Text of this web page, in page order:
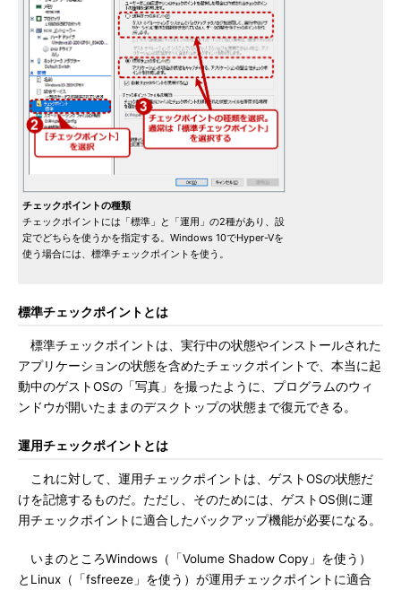
チェックポイントの種類
チェックポイントには「標準」と「運用」の2種があり、設
定でどちらを使うかを指定する。Windows 10でHyper-Vを
使う場合には、標準チェックポイントを使う。
標準チェックポイントとは
標準チェックポイントは、実行中の状態やインストールされた
アプリケーションの状態を含めたチェックポイントで、本当に起
動中のゲストOSの「写真」を撮ったように、プログラムのウィ
ンドウが開いたままのデスクトップの状態まで復元できる。
運用チェックポイントとは
これに対して、運用チェックポイントは、ゲストOSの状態だ
けを記憶するものだ。ただし、そのためには、ゲストOS側に運
用チェックポイントに適合したバックアップ機能が必要になる。
いまのところWindows（「Volume Shadow Copy」を使う）
とLinux（「fsfreeze」を使う）が運用チェックポイントに適合